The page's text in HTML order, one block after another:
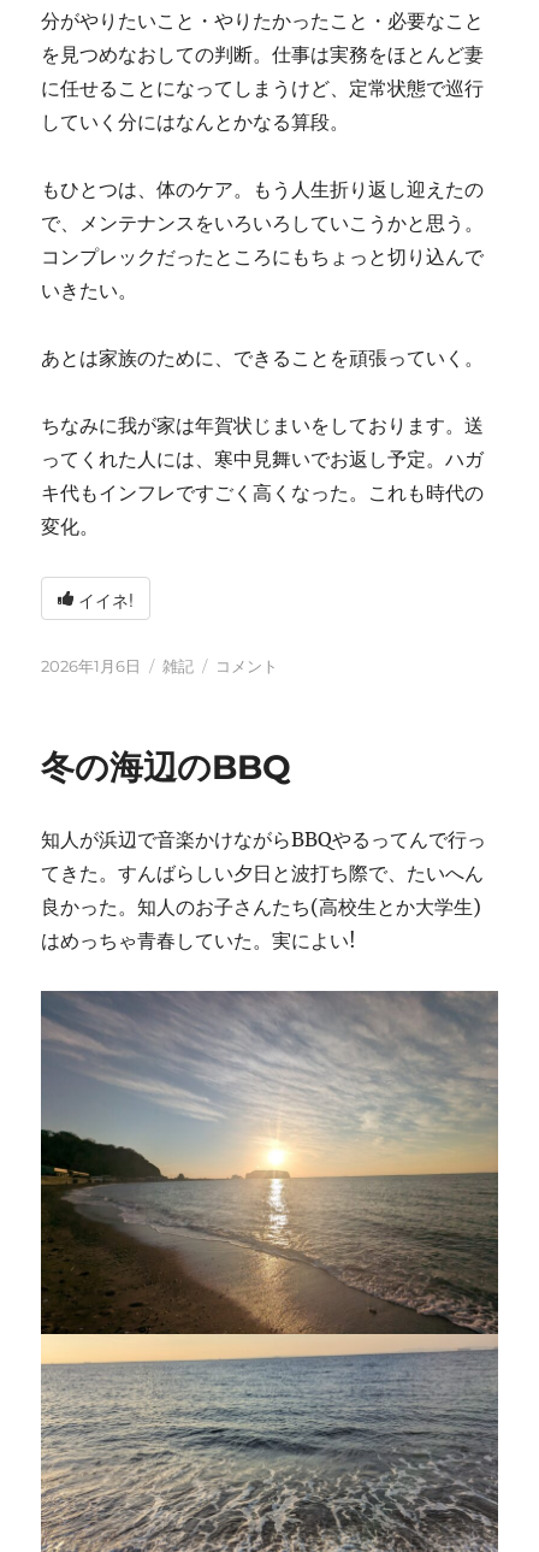
分がやりたいこと・やりたかったこと・必要なこと
を見つめなおしての判断。仕事は実務をほとんど妻
に任せることになってしまうけど、定常状態で巡行
していく分にはなんとかなる算段。
もひとつは、体のケア。もう人生折り返し迎えたの
で、メンテナンスをいろいろしていこうかと思う。
コンプレックだったところにもちょっと切り込んで
いきたい。
あとは家族のために、できることを頑張っていく。
ちなみに我が家は年賀状じまいをしております。送
ってくれた人には、寒中見舞いでお返し予定。ハガ
キ代もインフレですごく高くなった。これも時代の
変化。
イイネ!
投
2026年1月6日
カ
ー
雑記
2026
コメント
冬の海辺のBBQ
知人が浜辺で音楽かけながらBBQやるってんで行っ
てきた。すんばらしい夕日と波打ち際で、たいへん
良かった。知人のお子さんたち(高校生とか大学生)
はめっちゃ青春していた。実によい!